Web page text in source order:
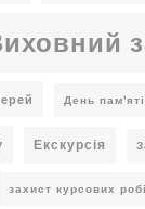
День пам'яті
Екскурсія
захист курсових